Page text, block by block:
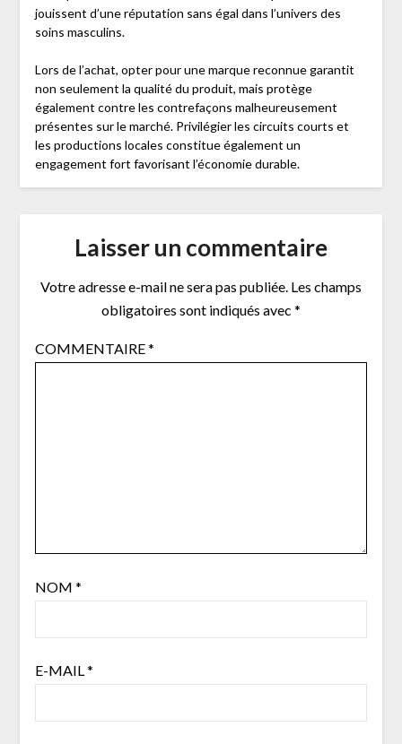
jouissent d’une réputation sans égal dans l’univers des
soins masculins.
Lors de l’achat, opter pour une marque reconnue garantit
non seulement la qualité du produit, mais protège
également contre les contrefaçons malheureusement
présentes sur le marché. Privilégier les circuits courts et
les productions locales constitue également un
engagement fort favorisant l’économie durable.
Laisser un commentaire
Votre adresse e-mail ne sera pas publiée. Les champs
obligatoires sont indiqués avec *
COMMENTAIRE*
NOM *
E-MAIL*